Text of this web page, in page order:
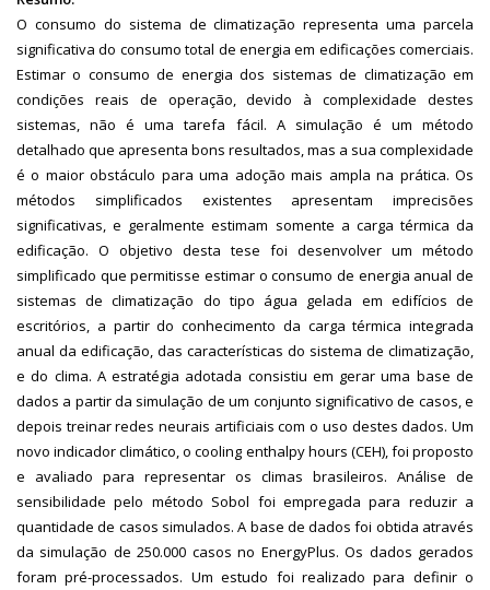
O consumo do sistema de climatização representa uma parcela
significativa do consumo total de energia em edificações comerciais.
Estimar o consumo de energia dos sistemas de climatização em
condições reais de operação, devido à complexidade destes
sistemas, não é uma tarefa fácil. A simulação é um método
detalhado que apresenta bons resultados, mas a sua complexidade
é o maior obstáculo para uma adoção mais ampla na prática. Os
métodos simplificados existentes apresentam imprecisões
significativas, e geralmente estimam somente a carga térmica da
edificação. O objetivo desta tese foi desenvolver um método
simplificado que permitisse estimar o consumo de energia anual de
sistemas de climatização do tipo água gelada em edifícios de
escritórios, a partir do conhecimento da carga térmica integrada
anual da edificação, das características do sistema de climatização,
e do clima. A estratégia adotada consistiu em gerar uma base de
dados a partir da simulação de um conjunto significativo de casos, e
depois treinar redes neurais artificiais com o uso destes dados. Um
novo indicador climático, o cooling enthalpy hours (CEH), foi proposto
e avaliado para representar os climas brasileiros. Análise de
sensibilidade pelo método Sobol foi empregada para reduzir a
quantidade de casos simulados. A base de dados foi obtida através
da simulação de 250.000 casos no EnergyPlus. Os dados gerados
foram pré-processados. Um estudo foi realizado para definir o